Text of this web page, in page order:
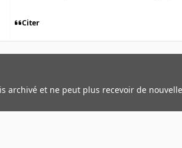
Citer
archivé et ne peut plus recevoir de